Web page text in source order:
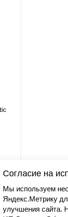
Согласие на
Мы используем
Яндекс.Метрику
улучшения сайта.